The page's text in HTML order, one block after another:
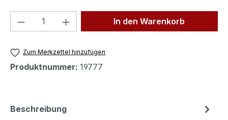
Produkt Anzahl: Gib denIn den Warenkorb
Zum Merkzettel hinzufügen
Produktnummer: 19777
Beschreibung